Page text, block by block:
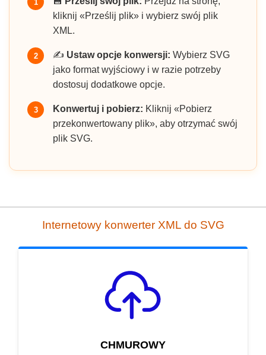
1
kliknij «Prześlij plik» i wybierz swój plik
XML.
2 ✍️ Ustaw opcje konwersji: Wybierz SVG
jako format wyjściowy i w razie potrzeby
dostosuj dodatkowe opcje.
3 Konwertuj i pobierz: Kliknij «Pobierz
przekonwertowany plik», aby otrzymać swój
plik SVG.
Internetowy konwerter XML do SVG
CHMUROWY